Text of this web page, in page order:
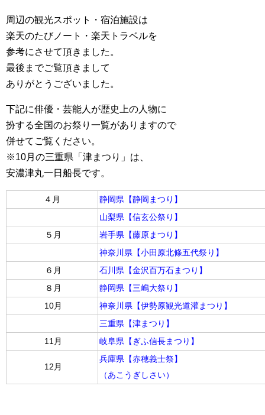
周辺の観光スポット・宿泊施設は
楽天のたびノート・楽天トラベルを
参考にさせて頂きました。
最後までご覧頂きまして
ありがとうございました。
下記に俳優・芸能人が歴史上の人物に
扮する全国のお祭り一覧がありますので
併せてご覧ください。
※10月の三重県「津まつり」は、
安濃津丸一日船長です。
４月
静岡県【静岡まつり】
山梨県【信玄公祭り】
５月
岩手県【藤原まつり】
神奈川県【小田原北條五代祭り】
６月
石川県【金沢百万石まつり】
８月
静岡県【三嶋大祭り】
10月
神奈川県【伊勢原観光道灌まつり】
三重県【津まつり】
11月
岐阜県【ぎふ信長まつり】
12月
兵庫県【赤穂義士祭】
（あこうぎしさい）